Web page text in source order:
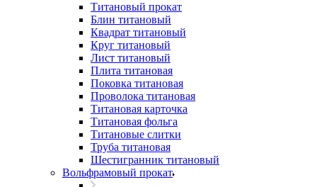
Титановый прокат
Блин титановый
Квадрат титановый
Круг титановый
Лист титановый
Плита титановая
Поковка титановая
Проволока титановая
Титановая карточка
Титановая фольга
Титановые слитки
Труба титановая
Шестигранник титановый
Вольфрамовый прокат